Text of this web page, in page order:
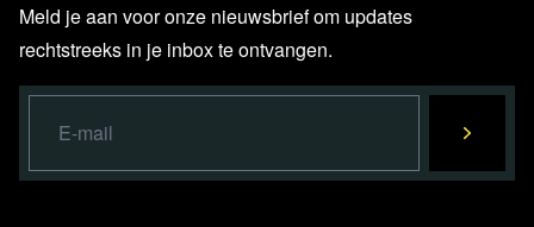
Meld je aan voor onze nieuwsbrief om updates
rechtstreeks in je inbox te ontvangen.